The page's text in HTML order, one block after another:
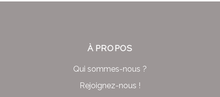
À PROPOS
Qui sommes-nous ?
Rejoignez-nous !